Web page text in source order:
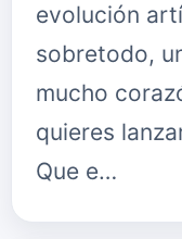
evolución
sobretodo,
mucho
quieres
Que e…